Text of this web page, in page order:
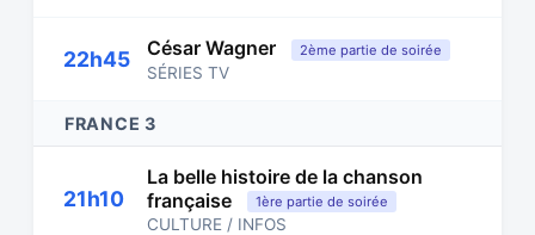
22h45 César Wagner 2ème partie de soirée
SÉRIES TV
FRANCE 3
21h10
La belle histoire de la chanson
française
1ère partie de soirée
CULTURE / INFOS